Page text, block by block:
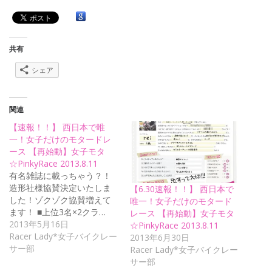
共有
シェア
関連
【速報！！】 西日本で唯
一！女子だけのモタードレ
ース 【再始動】女子モタ
☆PinkyRace 2013.8.11
有名雑誌に載っちゃう？！
造形社様協賛決定いたしま
した！ゾクゾク協賛増えて
ます！ ■上位3名×2クラ…
2013年5月16日
Racer Lady*女子バイクレー
サー部
【6.30速報！！】 西日本で
唯一！女子だけのモタード
レース 【再始動】女子モタ
☆PinkyRace 2013.8.11
2013年6月30日
Racer Lady*女子バイクレー
サー部